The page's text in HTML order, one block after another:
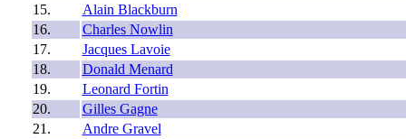
15.
Alain Blackburn
16.
Charles Nowlin
17.
Jacques Lavoie
18.
Donald Menard
19.
Leonard Fortin
20.
Gilles Gagne
21.
Andre Gravel